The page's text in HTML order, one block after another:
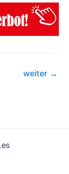
weiter →